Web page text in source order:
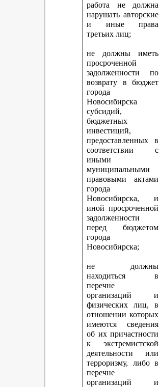
работа не должна
нарушать авторские
и иные права
третьих лиц;
не должны иметь
просроченной
задолженности по
возврату в бюджет
города
Новосибирска
субсидий,
бюджетных
инвестиций,
предоставленных в
соответствии с
иными
муниципальными
правовыми актами
города
Новосибирска, и
иной просроченной
задолженности
перед бюджетом
города
Новосибирска;
не должны
находиться в
перечне
организаций и
физических лиц, в
отношении которых
имеются сведения
об их причастности
к экстремистской
деятельности или
терроризму, либо в
перечне
организаций и